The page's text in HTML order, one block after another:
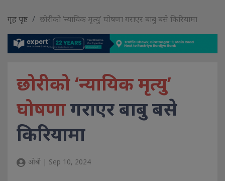
गृह पृष्ट छोरीको ‘न्यायिक मृत्यु’ घोषणा गराएर बाबु बसे किरियामा
छोरीको ‘न्यायिक मृत्यु’
घोषणागराएर बाबु बसे
किरियामा
ओबी | Sep 10, 2024